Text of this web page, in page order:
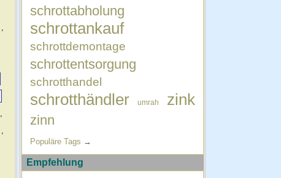
,
,
,
schrottabholung
schrottankauf
schrottdemontage
schrottentsorgung
schrotthandel
schrotthändler umrah zink
zinn
Populäre Tags →
Empfehlung